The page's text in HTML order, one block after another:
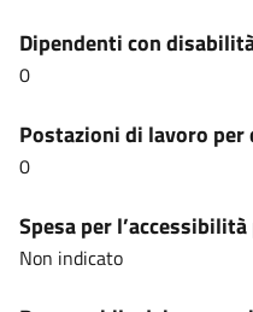
Dipendenti con
0
Postazioni di lavoro
0
Spesa per
Non indicato